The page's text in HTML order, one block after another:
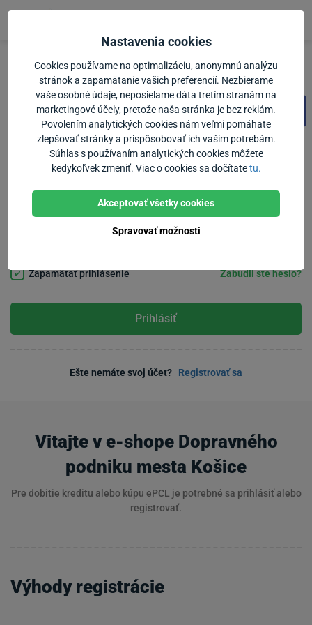
Prihlásenie
Vstúpiť cez Google Vstúpiť cez Facebook
alebo
Zapamätať prihlásenie Zabudli ste heslo?
Prihlásiť
Ešte nemáte svoj účet? Registrovať sa
Vitajte v e-shope Dopravného
podniku mesta Košice
Pre dobitie kreditu alebo kúpu ePCL je potrebné sa prihlásiť alebo
registrovať.
Výhody registrácie
Nastavenia cookies
Cookies používame na optimalizáciu, anonymnú analýzu
stránok a zapamätanie vašich preferencií. Nezbierame
vaše osobné údaje, neposielame dáta tretím stranám na
marketingové účely, pretože naša stránka je bez reklám.
Povolením analytických cookies nám veľmi pomáhate
zlepšovať stránky a prispôsobovať ich vašim potrebám.
Súhlas s používaním analytických cookies môžete
kedykoľvek zmeniť. Viac o cookies sa dočítatetu.
Spravovať možnosti
Akceptovať všetky cookies